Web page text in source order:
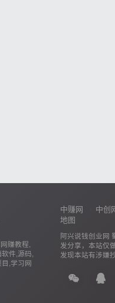
赚教程,
件,源码,
,学习网
中赚网 中创
地图
阿兴说钱创业网
发分享，本站仅
发现本站有涉嫌